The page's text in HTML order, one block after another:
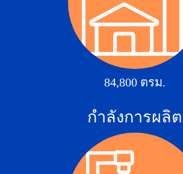
84,800 ตรม.
กำลังการผลิต